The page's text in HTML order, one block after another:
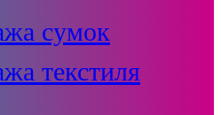
сумок
текстиля